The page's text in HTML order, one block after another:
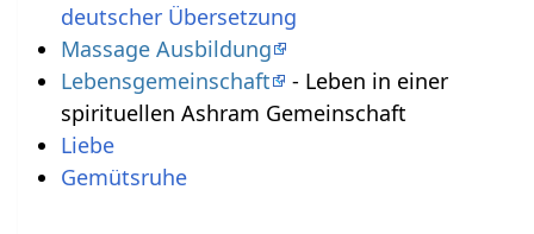
deutscher Übersetzung
Massage Ausbildung
Lebensgemeinschaft
- Leben in einer
spirituellen Ashram Gemeinschaft
Liebe
Gemütsruhe